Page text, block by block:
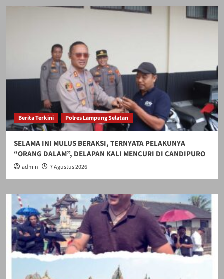
Berita Terkini Polres Lampung Selatan
SELAMA INI MULUS BERAKSI, TERNYATA PELAKUNYA
“ORANG DALAM”, DELAPAN KALI MENCURI DI CANDIPURO
admin 7 Agustus 2026